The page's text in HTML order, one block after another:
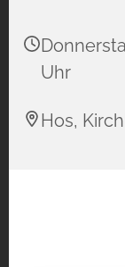
Uhr
Hos,